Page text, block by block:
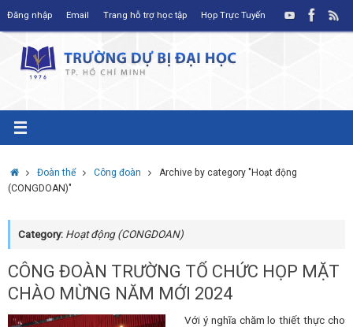
Đăng nhập Email Trang hỗ trợ học tập Họp Trực Tuyến
HomeĐoàn thể Công đoàn
Archive by category "Hoạt động
(CONGDOAN)"
Category: Hoạt động (CONGDOAN)
CÔNG ĐOÀN TRƯỜNG TỔ CHỨC HỌP MẶT
CHÀO MỪNG NĂM MỚI 2024
Với ý nghĩa chăm lo thiết thực cho